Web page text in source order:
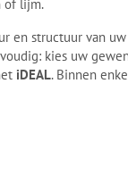
of lijm.
en structuur van
kies uw
iDEAL. Binnen